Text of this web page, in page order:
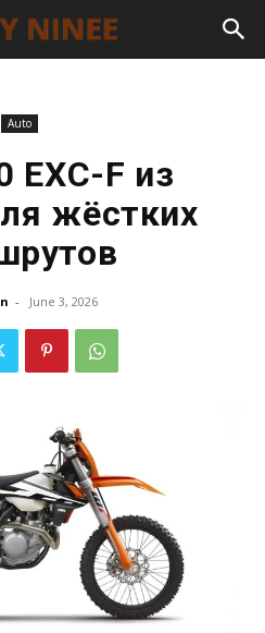
Auto
EXC-F из
жёстких
- June 3, 2026